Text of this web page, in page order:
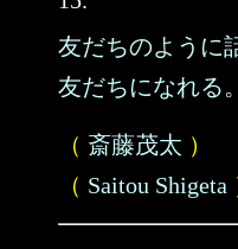
友だちのように
友だちになれる。
（ 斎藤茂太 ）
（ Saitou Shigeta